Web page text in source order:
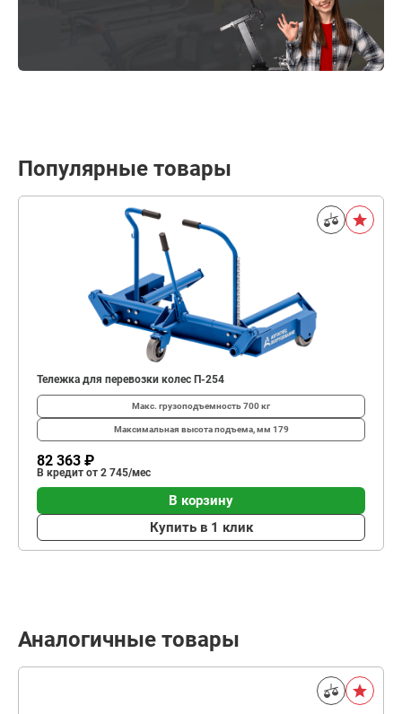
Популярные товары
Тележка для перевозки колес П-254
Макс. грузоподъемность700 кг
Максимальная высота подъема, мм 179
82 363 ₽
В кредит от 2 745/мес
В корзину
Купить в 1 клик
Аналогичные товары